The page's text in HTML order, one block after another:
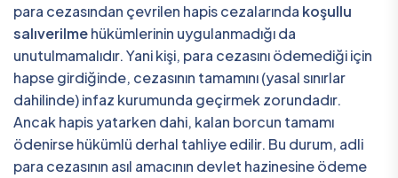
para cezasından çevrilen hapis cezalarında koşullu
salıverilmehükümlerinin uygulanmadığı da
unutulmamalıdır. Yani kişi, para cezasını ödemediği için
hapse girdiğinde, cezasının tamamını (yasal sınırlar
dahilinde) infaz kurumunda geçirmek zorundadır.
Ancak hapis yatarken dahi, kalan borcun tamamı
ödenirse hükümlü derhal tahliye edilir. Bu durum, adli
para cezasının asıl amacının devlet hazinesine ödeme